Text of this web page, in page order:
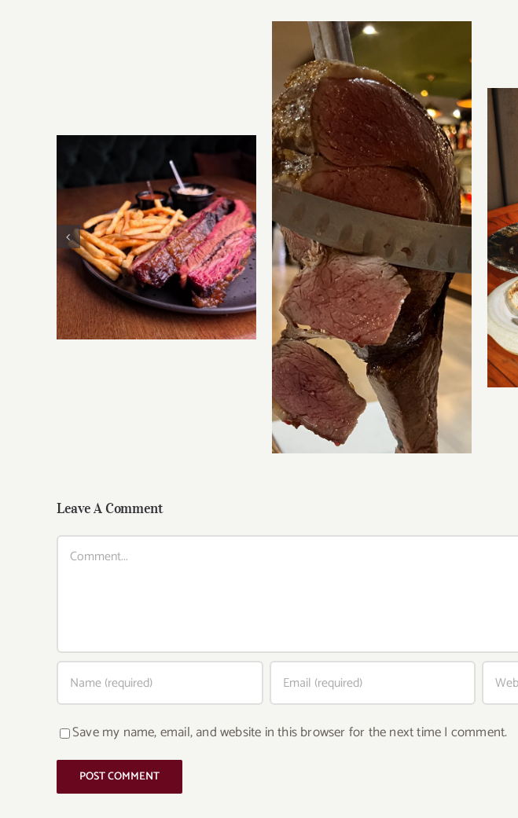
Leave A Comment
Comment
Save my name, email, and website in this browser for the next time I comment.